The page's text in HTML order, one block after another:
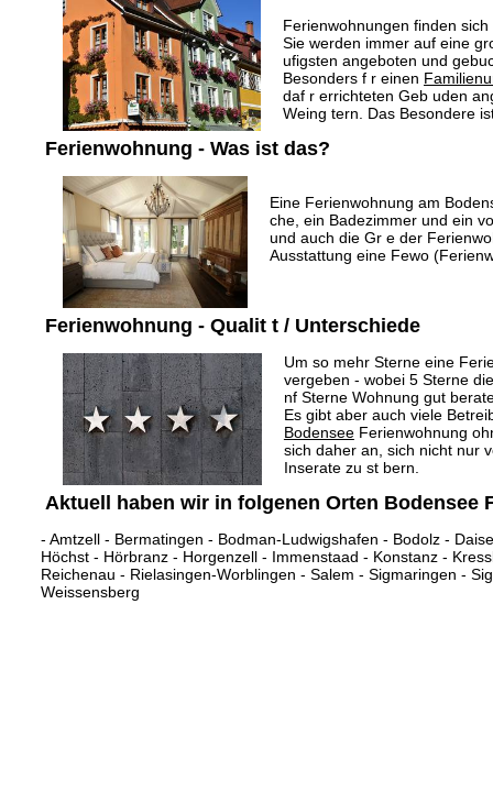
Ferienwohnungen finden
Sie werden immer auf eine
ufigsten angeboten und
Besonders f r einen
daf r errichteten Geb uden
Weing tern. Das Besondere
Ferienwohnung - Was ist das?
Eine Ferienwohnung am
che, ein Badezimmer und ein
und auch die Gr e der
Ausstattung eine Fewo
Ferienwohnung - Qualit t / Unterschiede
Um so mehr Sterne eine
vergeben - wobei 5 Sterne
nf Sterne Wohnung gut
Es gibt aber auch viele
BodenseeFerienwohnung
sich daher an, sich nicht nur
Inserate zu st bern.
Aktuell haben wir in folgenen Orten Bodensee
- Amtzell - Bermatingen - Bodman-Ludwigshafen - Bodolz -
Höchst - Hörbranz - Horgenzell - Immenstaad - Konstanz -
Reichenau - Rielasingen-Worblingen - Salem - Sigmaringen -
Weissensberg